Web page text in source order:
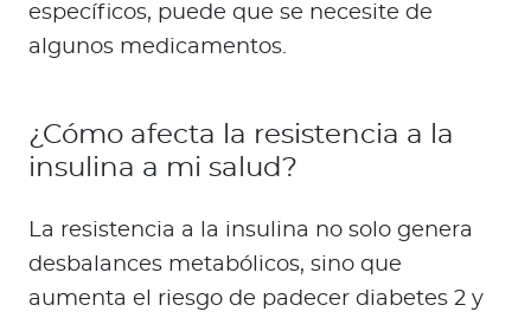
específicos, puede que se necesite de
algunos medicamentos.
¿Cómo afecta la resistencia a la
insulina a mi salud?
La resistencia a la insulina no solo genera
desbalances metabólicos, sino que
aumenta el riesgo de padecer diabetes 2 y